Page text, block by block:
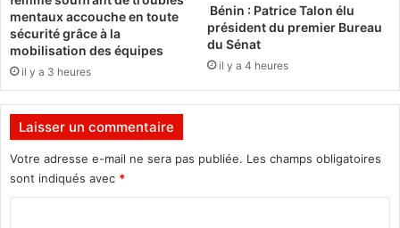
â
g
e
e
0
a
n
s
n
t
e
d
n
l
'
O
u
mentaux accouche en toute
sécurité grâce à la
mobilisation des équipes
il y a 3 heures
Bénin : Patrice Talon élu
président du premier Bureau
du Sénat
il y a 4 heures
Laisser un commentaire
Votre adresse e-mail ne sera pas publiée. Les champs obligatoires
sont indiqués avec *